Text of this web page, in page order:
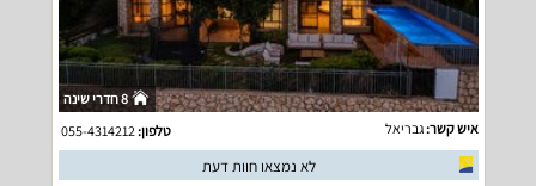
8 חדרי שינה
איש קשר:גבריאל טלפון:
לא נמצאו חוות דעת